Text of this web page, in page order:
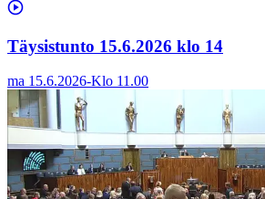
Täysistunto 15.6.2026 klo 14
ma 15.6.2026-Klo 11.00